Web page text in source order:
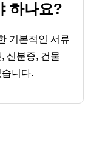
하나요?
기본적인 서류
신분증, 건물
니다.